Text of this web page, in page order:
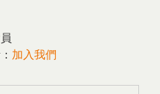
加入我們